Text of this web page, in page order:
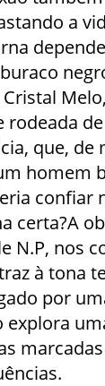
a
rodeada
que, de
homem
confiar
certa?A
N.P, nos
à tona
por
explora